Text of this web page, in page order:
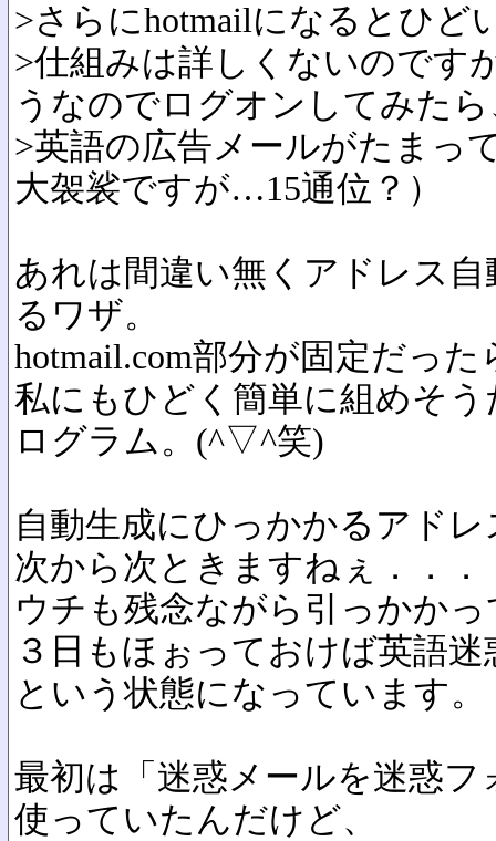
>さらにhotmailになるとひど
>仕組みは詳しくないのです
うなのでログオンしてみた
>英語の広告メールがたまっ
大袈裟ですが…15通位？）
あれは間違い無くアドレス
るワザ。
hotmail.com部分が固定だった
私にもひどく簡単に組めそ
ログラム。(^▽^笑)
自動生成にひっかかるアド
次から次ときますねぇ．．．
ウチも残念ながら引っかか
３日もほぉっておけば英語
という状態になっています。
最初は「迷惑メールを迷惑
使っていたんだけど、